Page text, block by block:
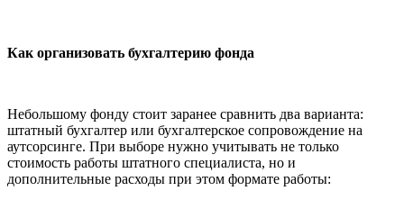
Как организовать бухгалтерию фонда
Небольшому фонду стоит заранее сравнить два варианта:
штатный бухгалтер или бухгалтерское сопровождение на
аутсорсинге. При выборе нужно учитывать не только
стоимость работы штатного специалиста, но и
дополнительные расходы при этом формате работы: